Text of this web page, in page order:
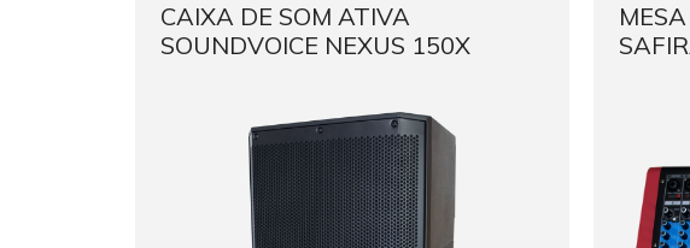
CAIXA DE SOM ATIVA
SOUNDVOICE NEXUS 150X